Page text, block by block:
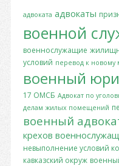
адвоката адвокаты
военной
военнослужащие
условий перевод к новому
военный
17 ОМСБ Адвокат по
делам жилых помещений
военный
крехов
невыполнение условий
кавказский окруж